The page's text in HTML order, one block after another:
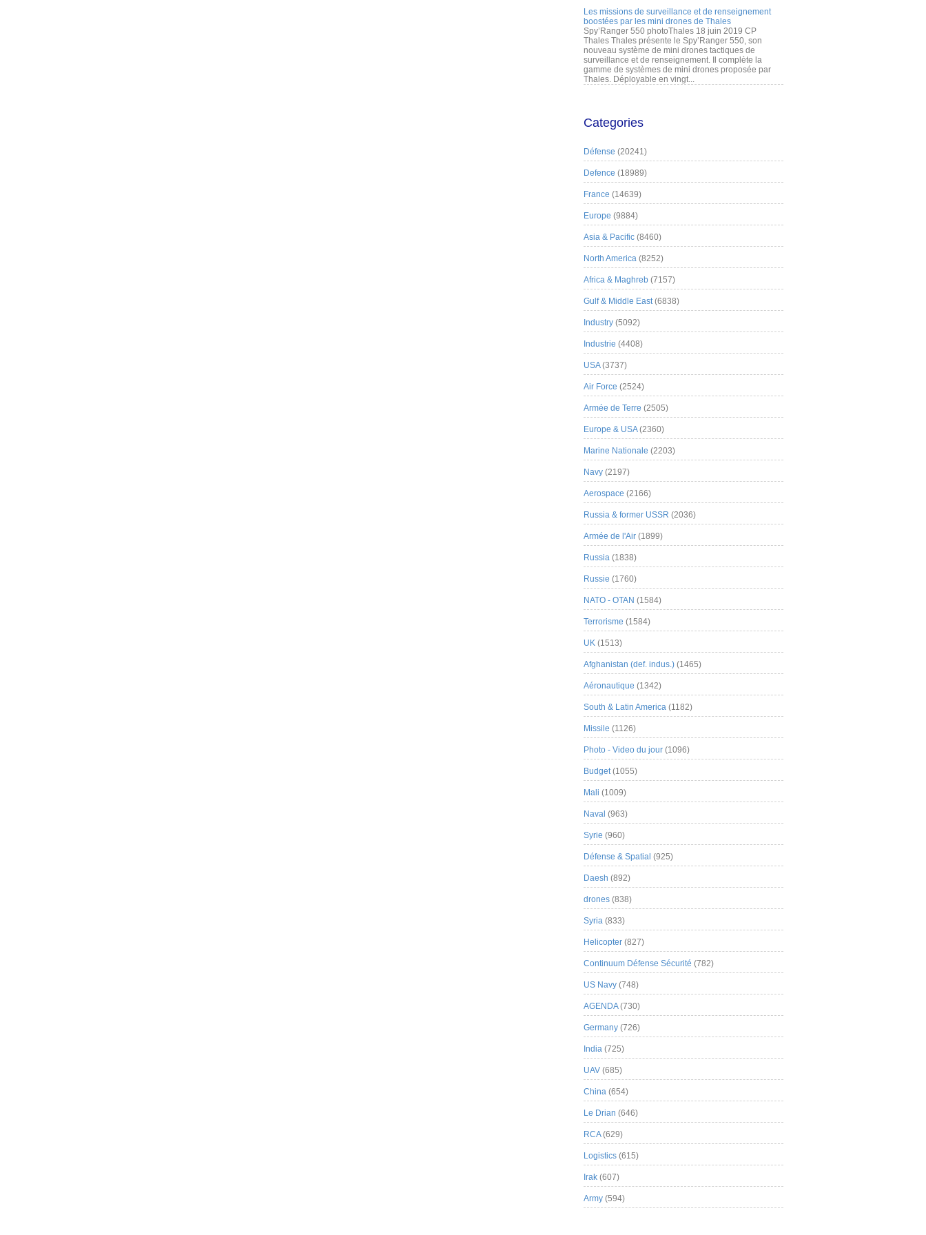
Les missions de surveillance et de renseignement
boostées par les mini drones de Thales
Spy’Ranger 550 photoThales 18 juin 2019 CP
Thales Thales présente le Spy’Ranger 550, son
nouveau système de mini drones tactiques de
surveillance et de renseignement. Il complète la
gamme de systèmes de mini drones proposée par
Thales. Déployable en vingt...
Categories
Défense (20241)
Defence (18989)
France (14639)
Europe (9884)
Asia & Pacific (8460)
North America (8252)
Africa & Maghreb (7157)
Gulf & Middle East(6838)
Industry (5092)
Industrie (4408)
USA(3737)
Air Force (2524)
Armée de Terre (2505)
Europe & USA(2360)
Marine Nationale (2203)
Navy (2197)
Aerospace (2166)
Russia & former USSR (2036)
Armée de l'Air (1899)
Russia (1838)
Russie (1760)
NATO - OTAN (1584)
Terrorisme (1584)
UK (1513)
Afghanistan (def. indus.) (1465)
Aéronautique (1342)
South & Latin America (1182)
Missile (1126)
Photo - Video du jour (1096)
Budget(1055)
Mali (1009)
Naval (963)
Syrie (960)
Défense & Spatial (925)
Daesh (892)
drones (838)
Syria (833)
Helicopter (827)
Continuum Défense Sécurité (782)
US Navy (748)
AGENDA(730)
Germany (726)
India (725)
UAV (685)
China (654)
Le Drian (646)
RCA(629)
Logistics (615)
Irak (607)
Army (594)